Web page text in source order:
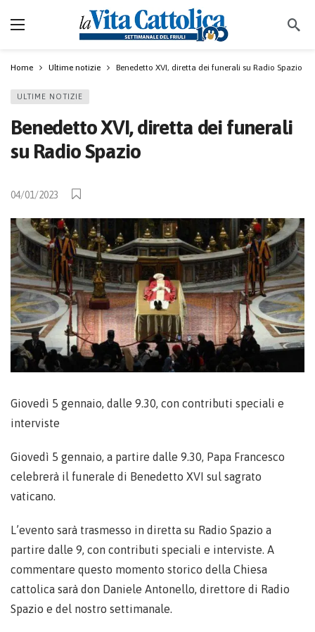
Home Ultime notizie Benedetto XVI, diretta dei funerali su Radio Spazio
ULTIME NOTIZIE
Benedetto XVI, diretta dei funerali
su Radio Spazio
04/01/2023
Giovedì 5 gennaio, dalle 9.30, con contributi speciali e
interviste
Giovedì 5 gennaio, a partire dalle 9.30, Papa Francesco
celebrerà il funerale di Benedetto XVI sul sagrato
vaticano.
L’evento sarà trasmesso in diretta su Radio Spazio a
partire dalle 9, con contributi speciali e interviste. A
commentare questo momento storico della Chiesa
cattolica sarà don Daniele Antonello, direttore di Radio
Spazio e del nostro settimanale.